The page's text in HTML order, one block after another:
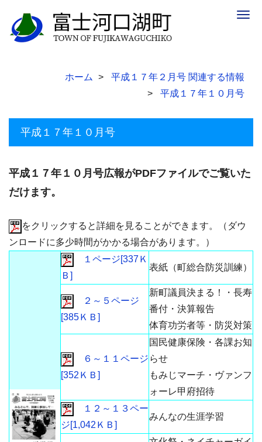
ホーム
平成１７年２月号 関連する情報
平成１７年１０月号
平成１７年１０月号
平成１７年１０月号広報がPDFファイルでご覧いた
だけます。
をクリックすると詳細を見ることができます。（ダウ
ンロードに多少時間がかかる場合があります。）
１ページ[337Ｋ
Ｂ]
表紙（町総合防災訓練）
２～５ページ
[385ＫＢ]
新町議員決まる！・長寿
番付・決算報告
体育功労者等・防災対策
６～１１ページ
[352ＫＢ]
国民健康保険・各課お知
らせ
もみじマーチ・ヴァンフ
ォーレ甲府招待
１２～１３ペー
ジ[1,042ＫＢ]
みんなの生涯学習